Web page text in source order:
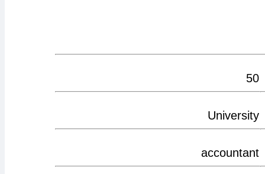
50
University
accountant